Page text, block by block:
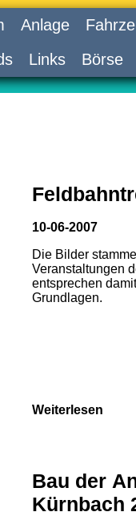
Anlage
Links Börse
10-06-2007
Die Bilder
Veranstaltungen
entsprechen
Grundlagen.
Weiterlesen
Bau der
Kürnbach